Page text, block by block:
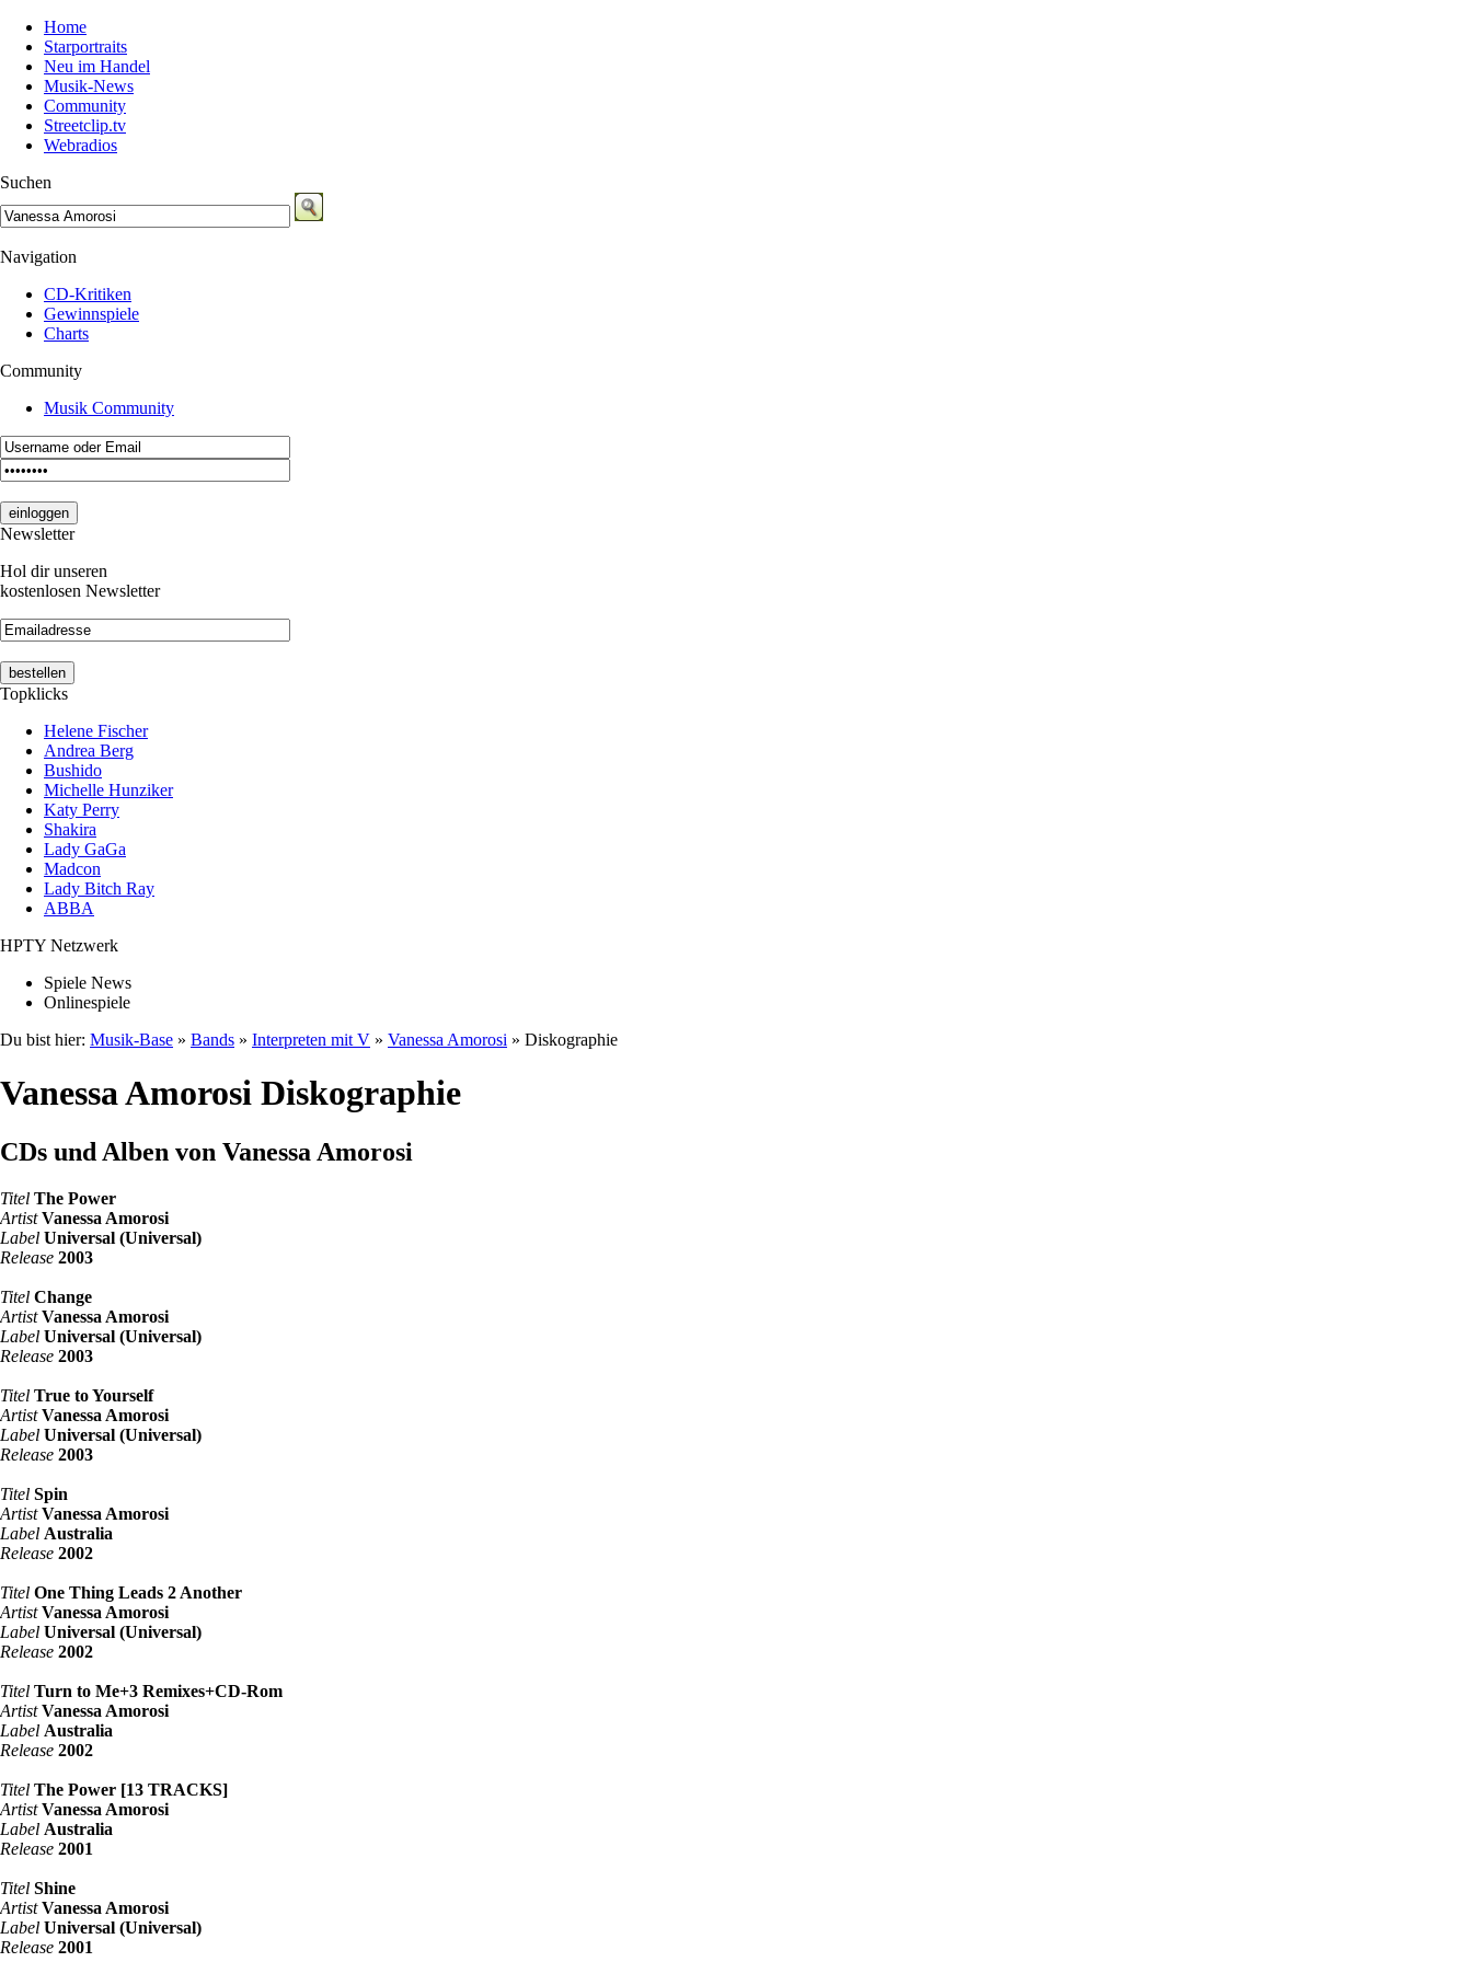
Home
Starportraits
Neu im Handel
Musik-News
Community
Streetclip.tv
Webradios
Suchen
Navigation
CD-Kritiken
Gewinnspiele
Charts
Community
Musik Community
Newsletter
Hol dir unseren
kostenlosen Newsletter
Topklicks
Helene Fischer
Andrea Berg
Bushido
Michelle Hunziker
Katy Perry
Shakira
Lady GaGa
Madcon
Lady Bitch Ray
ABBA
HPTY Netzwerk
Spiele News
Onlinespiele
Du bist hier: Musik-Base » Bands » Interpreten mit V » Vanessa Amorosi » Diskographie
Vanessa Amorosi Diskographie
CDs und Alben von Vanessa Amorosi
Titel The Power
Artist Vanessa Amorosi
Label Universal (Universal)
Release 2003
Titel Change
Artist Vanessa Amorosi
Label Universal (Universal)
Release 2003
Titel True to Yourself
Artist Vanessa Amorosi
Label Universal (Universal)
Release 2003
Titel Spin
Artist Vanessa Amorosi
Label Australia
Release 2002
Titel One Thing Leads 2 Another
Artist Vanessa Amorosi
Label Universal (Universal)
Release 2002
Titel Turn to Me+3 Remixes+CD-Rom
Artist Vanessa Amorosi
Label Australia
Release 2002
Titel The Power [13 TRACKS]
Artist Vanessa Amorosi
Label Australia
Release 2001
Titel Shine
Artist Vanessa Amorosi
Label Universal (Universal)
Release 2001